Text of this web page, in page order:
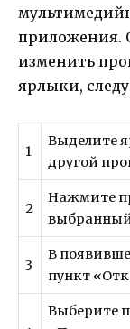
приложения.
изменить
ярлыки,
1
Выделите
другой
2
Нажмите
3
В
пункт
Выберите